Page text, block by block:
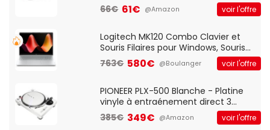
Optique Filaire, Connexion USB Plug
And Play, Confortable, Taille
QWERTY UK - Noir
66€ 61€ @Amazon voir l'offre
Logitech MK120 Combo Clavier et
Souris Filaires pour Windows, Souris
Optique Filaire, Connexion USB Plug
And Play, Confortable, Taille
QWERTY UK - Noir
763€ 580€ @Boulanger voir l'offre
PIONEER PLX-500 Blanche - Platine
vinyle à entraénement direct 3
vitesses (33-45-78 trs/min) avec
pre-ampli intégré et port USB
385€ 349€ @Amazon voir l'offre